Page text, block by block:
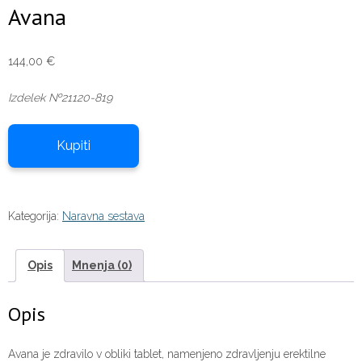
Avana
144,00 €
Izdelek №21120-819
Kupiti
Kategorija: Naravna sestava
Opis Mnenja (0)
Opis
Avana je zdravilo v obliki tablet, namenjeno zdravljenju erektilne